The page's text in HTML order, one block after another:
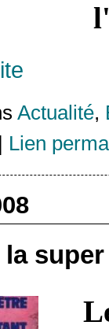
Actualité,
Lien
la super